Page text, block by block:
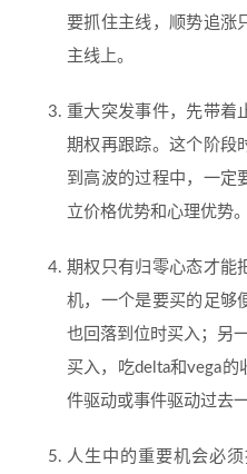
要抓住主线，顺势追涨
主线上。
重大突发事件，先带着
期权再跟踪。这个阶段
到高波的过程中，一定
立价格优势和心理优势。
期权只有归零心态才能
机，一个是要买的足够
也回落到位时买入；另
买入，吃delta和vega
件驱动或事件驱动过去
人生中的重要机会必